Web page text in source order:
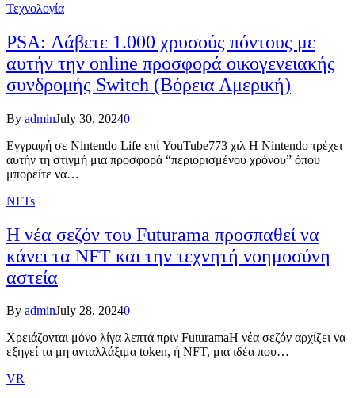
Τεχνολογία
PSA: Λάβετε 1.000 χρυσούς πόντους με
αυτήν την online προσφορά οικογενειακής
συνδρομής Switch (Βόρεια Αμερική)
By adminJuly 30, 20240
Εγγραφή σε Nintendo Life επί YouTube773 χιλ Η Nintendo τρέχει
αυτήν τη στιγμή μια προσφορά “περιορισμένου χρόνου” όπου
μπορείτε να…
NFTs
Η νέα σεζόν του Futurama προσπαθεί να
κάνει τα NFT και την τεχνητή νοημοσύνη
αστεία
By adminJuly 28, 20240
Χρειάζονται μόνο λίγα λεπτά πριν FuturamaΗ νέα σεζόν αρχίζει να
εξηγεί τα μη ανταλλάξιμα token, ή NFT, μια ιδέα που…
VR